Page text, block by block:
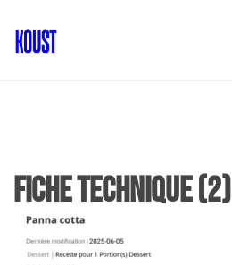
Fiche technique (2)